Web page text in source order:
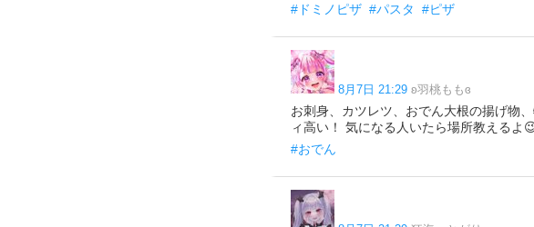
#ドミノピザ #パスタ #ピザ
8月7日 21:29 ʚ羽桃ももɞ
お刺身、カツレツ、おでん大根の揚げ物
ィ高い！ 気になる人いたら場所教えるよ
#おでん